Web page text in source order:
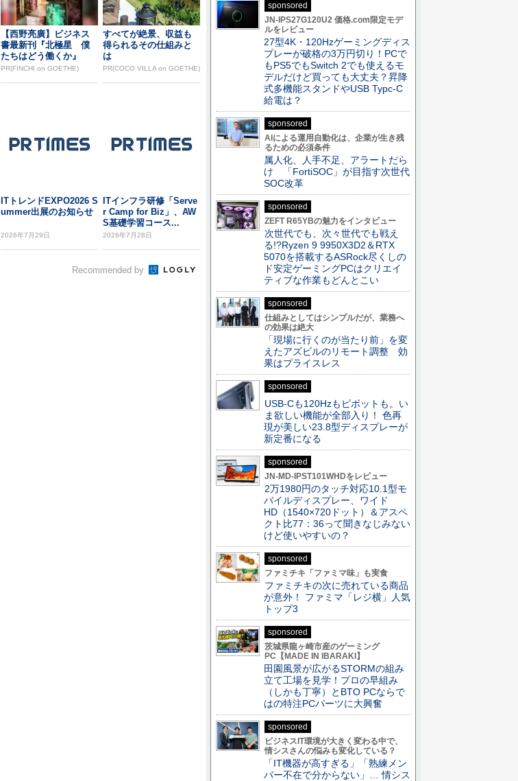
【西野亮廣】ビジネス
書最新刊『北極星 僕
たちはどう働くか』
PR(FINCHI on GOETHE)
すべてが絶景、収益も
得られるその仕組みと
は
PR(COCO VILLA on GOETHE)
ITトレンドEXPO2026 S
ummer出展のお知らせ
2026年7月29日
ITインフラ研修「Serve
r Camp for Biz」、AW
S基礎学習コース...
2026年7月28日
Recommended by
sponsored
JN-IPS27G120U2 価格.com限定モデ
ルをレビュー
27型4K・120Hzゲーミングディス
プレーが破格の3万円切り！PCで
もPS5でもSwitch 2でも使えるモ
デルだけど買っても大丈夫？昇降
式多機能スタンドやUSB Typc-C
給電は？
sponsored
AIによる運用自動化は、企業が生き残
るための必須条件
属人化、人手不足、アラートだら
け 「FortiSOC」が目指す次世代
SOC改革
sponsored
ZEFT R65YBの魅力をインタビュー
次世代でも、次々世代でも戦え
る!?Ryzen 9 9950X3D2＆RTX
5070を搭載するASRock尽くしの
ド安定ゲーミングPCはクリエイ
ティブな作業もどんとこい
sponsored
仕組みとしてはシンプルだが、業務へ
の効果は絶大
「現場に行くのが当たり前」を変
えたアズビルのリモート調整 効
果はプライスレス
sponsored
USB-Cも120Hzもピボットも。い
ま欲しい機能が全部入り！ 色再
現が美しい23.8型ディスプレーが
新定番になる
sponsored
JN-MD-IPST101WHDをレビュー
2万1980円のタッチ対応10.1型モ
バイルディスプレー、ワイド
HD（1540×720ドット）＆アスペ
クト比77：36って聞きなじみない
けど使いやすいの？
sponsored
ファミチキ「ファミマ味」も実食
ファミチキの次に売れている商品
が意外！ ファミマ「レジ横」人気
トップ3
sponsored
茨城県龍ヶ崎市産のゲーミング
PC【MADE IN IBARAKI】
田園風景が広がるSTORMの組み
立て工場を見学！プロの早組み
（しかも丁寧）とBTO PCならで
はの特注PCパーツに大興奮
sponsored
ビジネスIT環境が大きく変わる中で、
情シスさんの悩みも変化している？
「IT機器が高すぎる」「熟練メン
バー不在で分からない」… 情シス